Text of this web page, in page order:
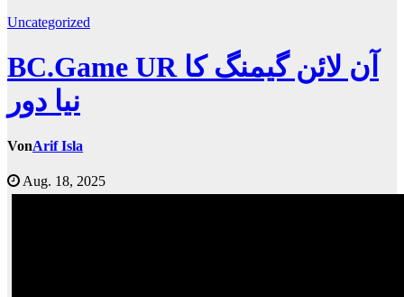
Uncategorized
BC.Game UR آن لائن گیمنگ کا
نیا دور
VonArif Isla
Aug. 18, 2025